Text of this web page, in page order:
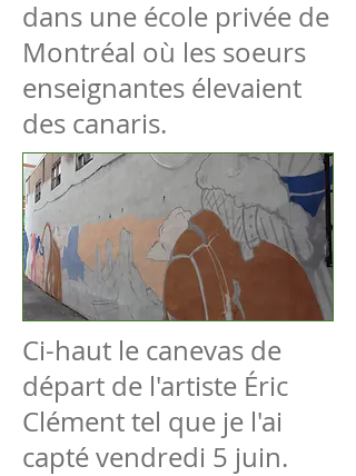
dans une école privée de
Montréal où les soeurs
enseignantes élevaient
des canaris.
Ci-haut le canevas de
départ de l'artiste Éric
Clément tel que je l'ai
capté vendredi 5 juin.